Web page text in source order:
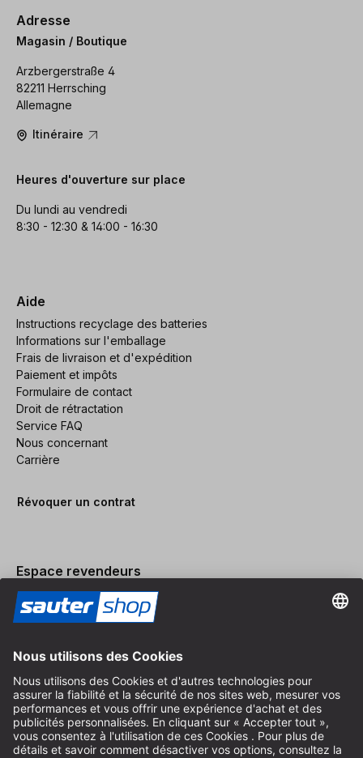
Adresse
Magasin / Boutique
Arzbergerstraße 4
82211 Herrsching
Allemagne
Itinéraire
Heures d'ouverture sur place
Du lundi au vendredi
8:30 - 12:30 & 14:00 - 16:30
Aide
Instructions recyclage des batteries
Informations sur l'emballage
Frais de livraison et d'expédition
Paiement et impôts
Formulaire de contact
Droit de rétractation
Service FAQ
Nous concernant
Carrière
Révoquer un contrat
Espace revendeurs
Devenir revendeur
Mentions légales
Conditions Générales
Protection des Données